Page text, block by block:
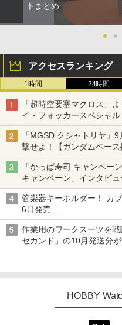
トまとめ
● ●
アクセスランキング
1時間 24時間
「超時空要塞マクロス」
イ・フォッカースペシャ
「MGSD クシャトリヤ」
撃せよ！【ガンダムベース
「かっぱ寿司 キャンペー
キャンペーン」インタビュ
子どもが楽しめるかっぱ
追求
管楽器キーホルダー！ カ
6日発売
チューバ、テナサクなど5
作業用のワークスーツを
セカンド」の10月発送分
HOBBY